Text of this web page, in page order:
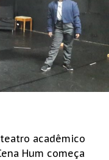
acadêmico
Hum começa